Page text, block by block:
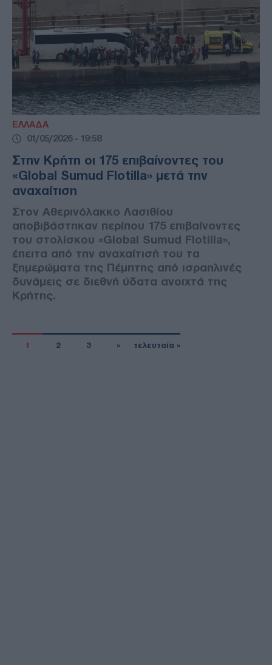
ΕΛΛΑΔΑ
01/05/2026 - 19:58
Στην Κρήτη οι 175 επιβαίνοντες του
«Global Sumud Flotilla» μετά την
αναχαίτιση
Στον Αθερινόλακκο Λασιθίου
αποβιβάστηκαν περίπου 175 επιβαίνοντες
του στολίσκου «Global Sumud Flotilla»,
έπειτα από την αναχαίτισή του τα
ξημερώματα της Πέμπτης από ισραηλινές
δυνάμεις σε διεθνή ύδατα ανοιχτά της
Κρήτης.
1 2 3 » τελευταία »